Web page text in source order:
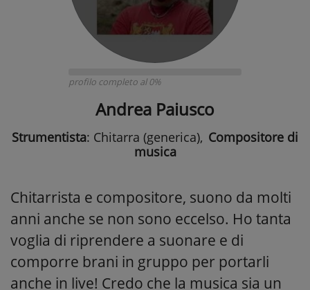
profilo completo al 0%
Andrea Paiusco
Strumentista: Chitarra (generica), Compositore di
musica
Chitarrista e compositore, suono da molti
anni anche se non sono eccelso. Ho tanta
voglia di riprendere a suonare e di
comporre brani in gruppo per portarli
anche in live! Credo che la musica sia un